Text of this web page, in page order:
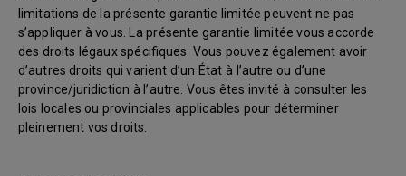
limitations de la présente garantie limitée peuvent ne pas
s’appliquer à vous. La présente garantie limitée vous accorde
des droits légaux spécifiques. Vous pouvez également avoir
d’autres droits qui varient d’un État à l’autre ou d’une
province/juridiction à l’autre. Vous êtes invité à consulter les
lois locales ou provinciales applicables pour déterminer
pleinement vos droits.